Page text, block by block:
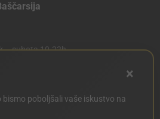
– subota 10-22h
raskrsce 10 (Penny Plus
×
poboljšali vaše iskustvo na